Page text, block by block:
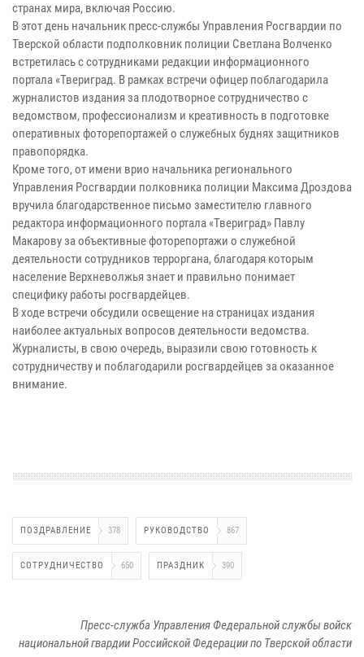
странах мира, включая Россию.
В этот день начальник пресс-службы Управления Росгвардии по
Тверской области подполковник полиции Светлана Волченко
встретилась с сотрудниками редакции информационного
портала «Твериград. В рамках встречи офицер поблагодарила
журналистов издания за плодотворное сотрудничество с
ведомством, профессионализм и креативность в подготовке
оперативных фоторепортажей о служебных буднях защитников
правопорядка.
Кроме того, от имени врио начальника регионального
Управления Росгвардии полковника полиции Максима Дроздова
вручила благодарственное письмо заместителю главного
редактора информационного портала «Твериград» Павлу
Макарову за объективные фоторепортажи о служебной
деятельности сотрудников терроргана, благодаря которым
население Верхневолжья знает и правильно понимает
специфику работы росгвардейцев.
В ходе встречи обсудили освещение на страницах издания
наиболее актуальных вопросов деятельности ведомства.
Журналисты, в свою очередь, выразили свою готовность к
сотрудничеству и поблагодарили росгвардейцев за оказанное
внимание.
ПОЗДРАВЛЕНИЕ 378 РУКОВОДСТВО 867
СОТРУДНИЧЕСТВО 650 ПРАЗДНИК 390
Пресс-служба Управления Федеральной службы войск
национальной гвардии Российской Федерации по Тверской области